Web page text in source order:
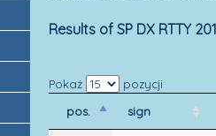
Results of SP DX RTTY
Pokaż
pozycji
pos.
sign